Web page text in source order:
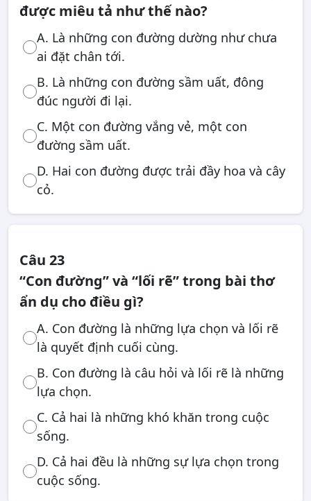
được miêu tả như thế nào?
A. Là những con đường dường như chưa
ai đặt chân tới.
B. Là những con đường sầm uất, đông
đúc người đi lại.
C. Một con đường vắng vẻ, một con
đường sầm uất.
D. Hai con đường được trải đầy hoa và cây
cỏ.
Câu 23
“Con đường” và “lối rẽ” trong bài thơ
ẩn dụ cho điều gì?
A. Con đường là những lựa chọn và lối rẽ
là quyết định cuối cùng.
B. Con đường là câu hỏi và lối rẽ là những
lựa chọn.
C. Cả hai là những khó khăn trong cuộc
sống.
D. Cả hai đều là những sự lựa chọn trong
cuộc sống.